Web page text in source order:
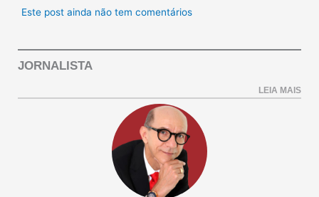
Este post ainda não tem comentários
JORNALISTA
LEIA MAIS